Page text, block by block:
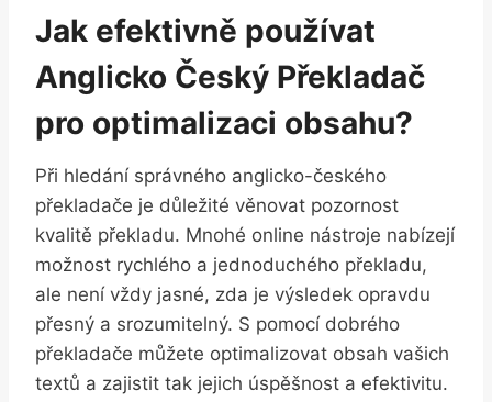
Jak efektivně používat
Anglicko Český Překladač
pro optimalizaci obsahu?
Při hledání správného anglicko-českého
překladače je důležité věnovat pozornost
kvalitě překladu. Mnohé online nástroje nabízejí
možnost rychlého a jednoduchého překladu,
ale není vždy jasné, zda je výsledek opravdu
přesný a srozumitelný. S pomocí dobrého
překladače můžete optimalizovat obsah vašich
textů a zajistit tak jejich úspěšnost a efektivitu.